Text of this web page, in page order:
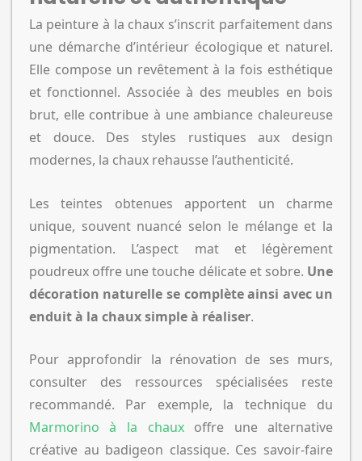
La peinture à la chaux s’inscrit parfaitement dans
une démarche d’intérieur écologique et naturel.
Elle compose un revêtement à la fois esthétique
et fonctionnel. Associée à des meubles en bois
brut, elle contribue à une ambiance chaleureuse
et douce. Des styles rustiques aux design
modernes, la chaux rehausse l’authenticité.
Les teintes obtenues apportent un charme
unique, souvent nuancé selon le mélange et la
pigmentation. L’aspect mat et légèrement
poudreux offre une touche délicate et sobre. Une
décoration naturelle se complète ainsi avec un
enduit à la chaux simple à réaliser.
Pour approfondir la rénovation de ses murs,
consulter des ressources spécialisées reste
recommandé. Par exemple, la technique du
Marmorino à la chauxoffre une alternative
créative au badigeon classique. Ces savoir-faire